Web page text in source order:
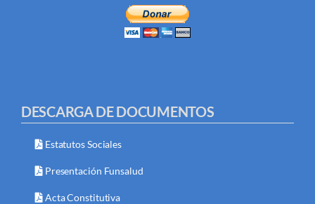
DESCARGA DE DOCUMENTOS
Estatutos Sociales
Presentación Funsalud
Acta Constitutiva